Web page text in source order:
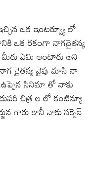
ఒక ఇంటర్వ్యూ లో
ఒక రకంగా నాగచైతన్య
మీరు ఏమి అంటారు అని
చైతన్య వైపు చూసి నా
సినిమా తో నాకు
చిత్ర ల లో కంటిన్యూ
గారు కానీ నాకు సక్సెస్